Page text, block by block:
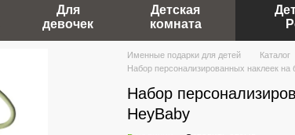
Для
девочек
Детская
комната
Именные подарки для детей Каталог
Набор персонализированных наклеек
Набор
HeyBaby